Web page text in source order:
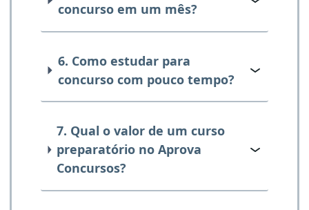
concurso em um mês?
6. Como estudar para
concurso com pouco tempo?
7. Qual o valor de um curso
preparatório no Aprova
Concursos?